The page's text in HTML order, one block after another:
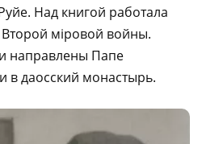
Над книгой работала
мiровой войны.
направлены Папе
в даосский монастырь.